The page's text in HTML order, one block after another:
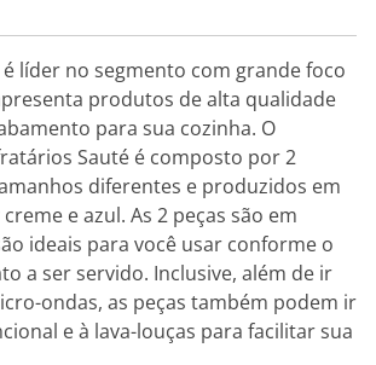
líder no segmento com grande foco
produtos de alta qualidade
para sua cozinha. O
Sauté é composto por 2
diferentes e produzidos em
e azul. As 2 peças são em
ideais para você usar conforme o
a ser servido. Inclusive, além de ir
ondas, as peças também podem ir
e à lava-louças para facilitar sua